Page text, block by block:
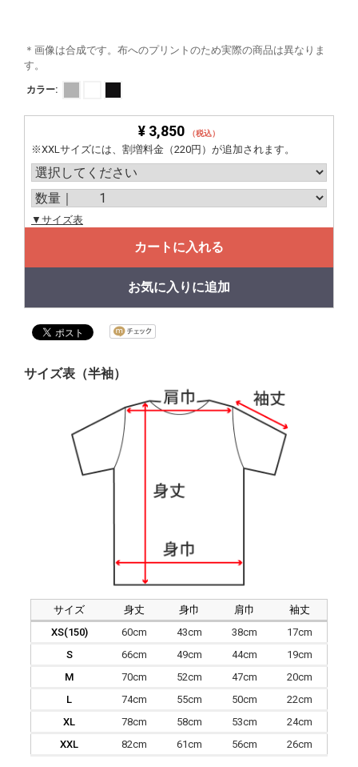
＊画像は合成です。布へのプリントのため実際の商品は異なりま
す。
カラー:
¥ 3,850 （税込）
※XXLサイズには、割増料金（220円）が追加されます。
▼サイズ表
カートに入れる
お気に入りに追加
サイズ表（半袖）
サイズ 身丈 身巾 肩巾
袖丈
XS(150)
60cm 43cm 38cm
17cm
S
66cm 49cm 44cm
19cm
M
70cm 52cm 47cm
20cm
L
74cm 55cm 50cm
22cm
XL
78cm 58cm 53cm
24cm
XXL
82cm 61cm 56cm 26cm